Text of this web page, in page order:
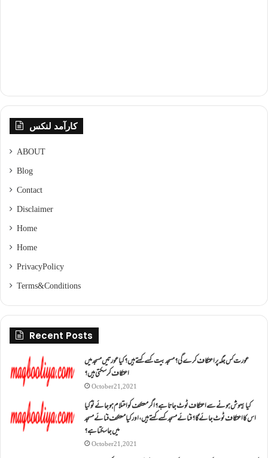
کارآمد لنکس
ABOUT
Blog
Contact
Disclaimer
Home
Home
Privacy Policy
Terms & Conditions
Recent Posts
عورت کس جگہ پر اعتکاف کرے گی؟مسجد بیت کسے کہتے ہیں؟کیا عورتیں مسجد میں
اعتکاف کر سکتی ہیں؟
October 21, 2021
کیا بیہوش ہونے سے اعتکاف ٹوٹ جاتا ہے؟ اگر معتکف کو احتلام ہو جائے تو کیا
اس کا اعتکاف ٹوٹ جائے گا؟فنائے مسجد کسے کہتے ہیں ، اور کیا معتکف فنائے مسجد
میں جا سکتا ہے؟
October 21, 2021